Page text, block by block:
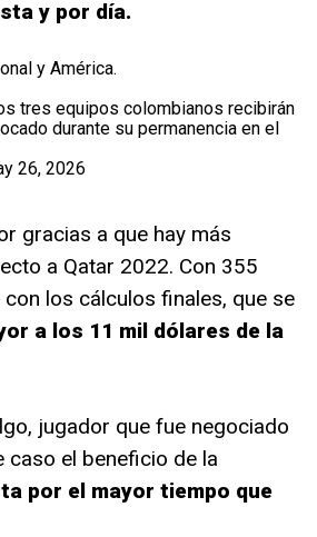
y por día.
y América.
tres equipos colombianos recibirán
durante su permanencia en el
26, 2026
gracias a que hay más
a Qatar 2022. Con 355
los cálculos finales, que se
a los 11 mil dólares de la
jugador que fue negociado
caso el beneficio de la
por el mayor tiempo que